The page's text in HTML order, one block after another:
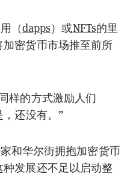
（dapps）或NFTs的里
密货币市场推至前所
样的方式激励人们
还没有。”
和华尔街拥抱加密货币
发展还不足以启动整